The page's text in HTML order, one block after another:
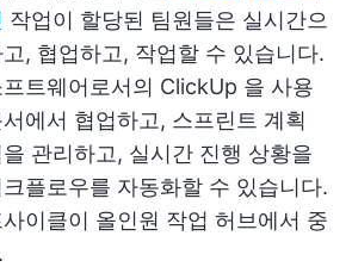
작업이 할당된 팀원들은 실시간으
, 협업하고, 작업할 수 있습니다.
트웨어로서의 ClickUp 을 사용
에서 협업하고, 스프린트 계획
관리하고, 실시간 진행 상황을
플로우를 자동화할 수 있습니다.
이클이 올인원 작업 허브에서 중